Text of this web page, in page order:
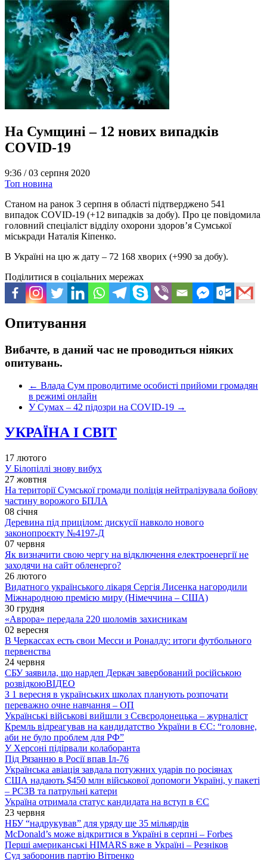
На Сумщині – 12 нових випадків
COVID-19
9:36 /03 серпня 2020
Топ новина
Станом на ранок 3 серпня в області підтверджено 541
випадок COVID-19 (+12 випадків за добу). Про це повідомила
головний спеціаліст відділу охорони здоров’я Сумської
міськради Наталія Кіпенко.
В Україні на цю ж дату – 72 168 хворих (+990 за добу).
Поділитися в соціальних мережах
Опитування
Вибачте, в даний час не проводиться ніяких
опитувань.
← Влада Сум проводитиме особисті прийоми громадян
в режимі онлайн
У Сумах – 42 підозри на COVID-19 →
УКРАЇНА І СВІТ
17 лютого
У Білопіллі знову вибух
27 жовтня
На території Сумської громади поліція нейтралізувала бойову
частину ворожого БПЛА
08 січня
Деревина під прицілом: дискусії навколо нового
законопроєкту №4197-Д
07 червня
Як визначити свою чергу на відключення електроенергії не
заходячи на сайт обленерго?
26 лютого
Видатного українського лікаря Сергія Лисенка нагородили
Міжнародною премією миру (Німеччина – США)
30 грудня
«Аврора» передала 220 шоломів захисникам
02 вересня
В Черкассах есть свои Месси и Роналду: итоги футбольного
первенства
24 червня
СБУ заявила, що нардеп Деркач завербований російською
розвідкоюВІДЕО
З 1 вересня в українських школах планують розпочати
переважно очне навчання – ОП
Українські військові вийшли з Сєвєродонецька – журналіст
Кремль відреагував на кандидатство України в ЄС: “головне,
аби не було проблем для РФ”
У Херсоні підірвали колаборанта
Під Рязанню в Росії впав Іл-76
Українська авіація завдала потужних ударів по росіянах
США надають $450 млн військової допомоги Україні, у пакеті
– РСЗВ та патрульні катери
Україна отримала статус кандидата на вступ в ЄС
23 червня
НБУ “надрукував” для уряду ще 35 мільярдів
McDonald’s може відкритися в Україні в серпні – Forbes
Перші американські HIMARS вже в Україні – Резніков
Суд заборонив партію Вітренко